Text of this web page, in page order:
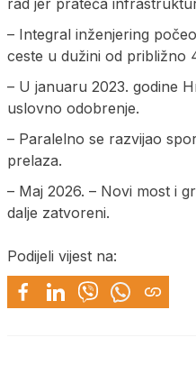
– Integral inženjering
ceste u dužini od približno
– U januaru 2023. godine
uslovno odobrenje.
– Paralelno se razvijao
prelaza.
– Maj 2026. – Novi most i
dalje zatvoreni.
Podijeli vijest na: